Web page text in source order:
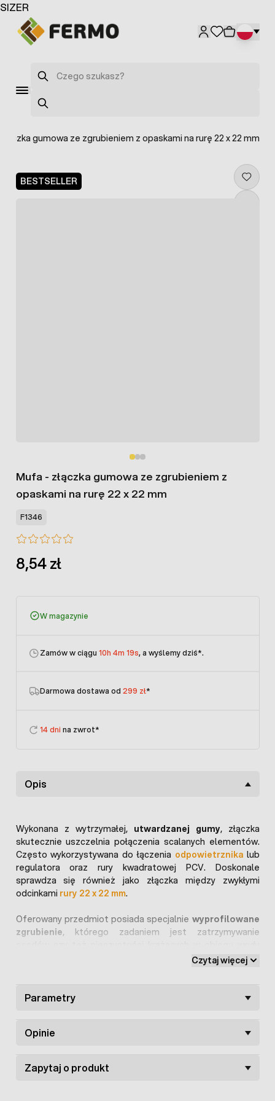
Przejdź do treści
Szukaj
Szukaj
gumowa ze zgrubieniem z opaskami na rurę 22 x 22 mm
BESTSELLER
Mufa - złączka gumowa ze zgrubieniem z
opaskami na rurę 22 x 22 mm
F1346
8,54 zł
W magazynie
Zamów w ciągu 10h 4m 19s, a wyślemy dziś*.
Darmowa dostawa od 299 zł*
14 dni na zwrot*
Opis
Wykonana z wytrzymałej, utwardzanej gumy, złączka
skutecznie uszczelnia połączenia scalanych elementów.
Często wykorzystywana do łączenia odpowietrznikalub
regulatora oraz rury kwadratowej PCV. Doskonale
sprawdza się również jako złączka między zwykłymi
odcinkami rury 22 x 22 mm.
Oferowany przedmiot posiada specjalnie wyprofilowane
zgrubienie, którego zadaniem jest zatrzymywanie
systemu pojenia. Jest to bardzo przydatna funkcja, gdyż
ciśnienia.
dodatkowo zaciskają łączkę na rurze, podnosząc tym
pewność, że nie musimy się spodziewać
niekontrolowanego przecieku wody z danego łączenia.
Czytaj więcej
Parametry
Opinie
Zapytaj o produkt
SIZER